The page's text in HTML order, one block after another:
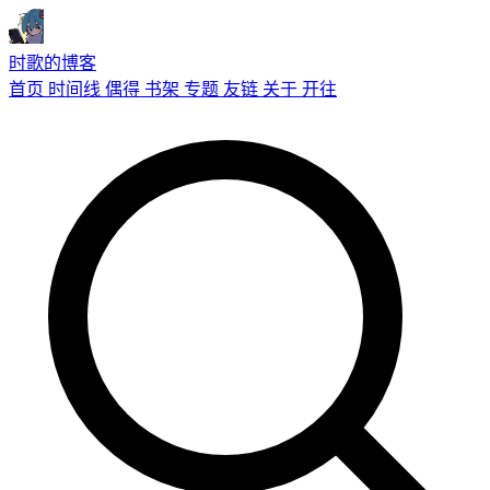
时歌的博客
首页 时间线 偶得 书架 专题 友链 关于 开往